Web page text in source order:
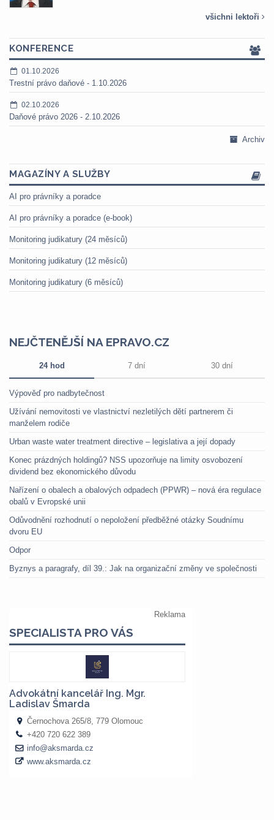
všichni lektoři
KONFERENCE
01.10.2026
Trestní právo daňové - 1.10.2026
02.10.2026
Daňové právo 2026 - 2.10.2026
Archiv
MAGAZÍNY A SLUŽBY
AI pro právníky a poradce
AI pro právníky a poradce (e-book)
Monitoring judikatury (24 měsíců)
Monitoring judikatury (12 měsíců)
Monitoring judikatury (6 měsíců)
NEJČTENĚJŠÍ NA EPRAVO.CZ
24 hod 7 dní 30 dní
Výpověď pro nadbytečnost
Užívání nemovitosti ve vlastnictví nezletilých dětí partnerem či
manželem rodiče
Urban waste water treatment directive – legislativa a její dopady
Konec prázdných holdingů? NSS upozorňuje na limity osvobození
dividend bez ekonomického důvodu
Nařízení o obalech a obalových odpadech (PPWR) – nová éra regulace
obalů v Evropské unii
Odůvodnění rozhodnutí o nepoložení předběžné otázky Soudnímu
dvoru EU
Odpor
Byznys a paragrafy, díl 39.: Jak na organizační změny ve společnosti